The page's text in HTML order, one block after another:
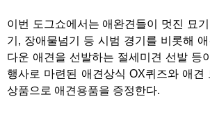
이번 도그쇼에서는 애완견들이 멋진 묘
기, 장애물넘기 등 시범 경기를 비롯해
다운 애견을 선발하는 절세미견 선발 등
행사로 마련된 애견상식 OX퀴즈와 애견
상품으로 애견용품을 증정한다.